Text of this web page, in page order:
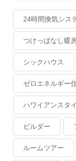
24時間換気シス
つけっぱなし暖
シックハウス
ゼロエネルギー
ハワイアンスタ
ビルダー
ルームツアー